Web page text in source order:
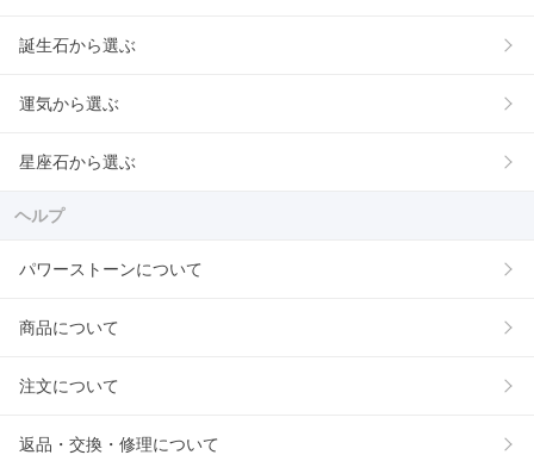
誕生石から選ぶ
運気から選ぶ
星座石から選ぶ
ヘルプ
パワーストーンについて
商品について
注文について
返品・交換・修理について